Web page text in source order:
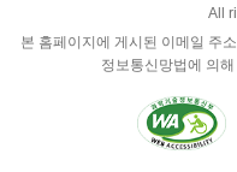
All
본 홈페이지에 게시된 이메일 주
정보통신망법에 의